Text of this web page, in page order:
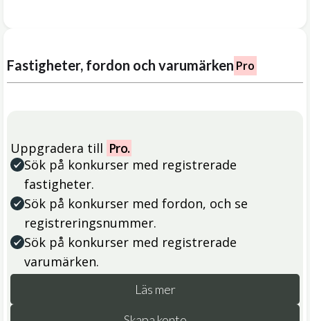
Fastigheter, fordon och varumärken Pro
Uppgradera till Pro.
Sök på konkurser med registrerade
fastigheter.
Sök på konkurser med fordon, och se
registreringsnummer.
Sök på konkurser med registrerade
varumärken.
Läs mer